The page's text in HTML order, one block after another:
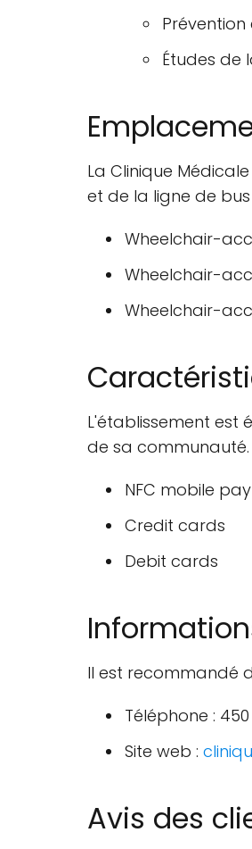
Études de
La Clinique
et de la ligne de
Wheelchair-
Wheelchair-
Wheelchair-
L'établissement est
de sa communauté.
NFC mobile
Credit cards
Debit cards
Il est recommandé
Téléphone :
Site web :
Avis des